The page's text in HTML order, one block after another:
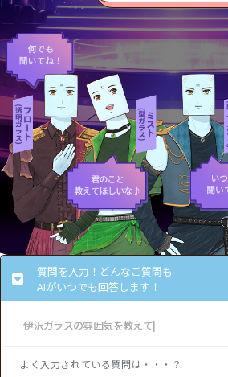
質問を入力！どんなご質問も
AIがいつでも回答します！